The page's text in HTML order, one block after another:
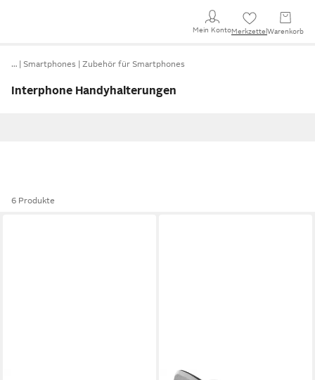
Mein KontoMerkzettel Warenkorb
… Smartphones Zubehör für Smartphones
Interphone Handyhalterungen
6 Produkte